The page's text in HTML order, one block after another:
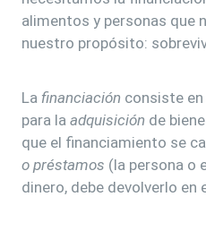
alimentos y personas que
nuestro propósito:
La financiación consiste
para la adquisición de
que el financiamiento se
o préstamos (la persona o
dinero, debe devolverlo en